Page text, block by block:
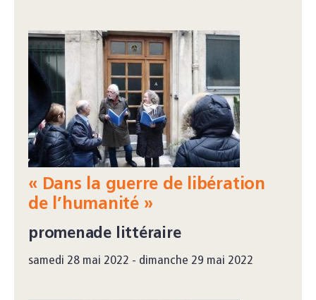
« Dans la guerre de libération
de l’humanité »
promenade littéraire
samedi 28 mai 2022 - dimanche 29 mai 2022